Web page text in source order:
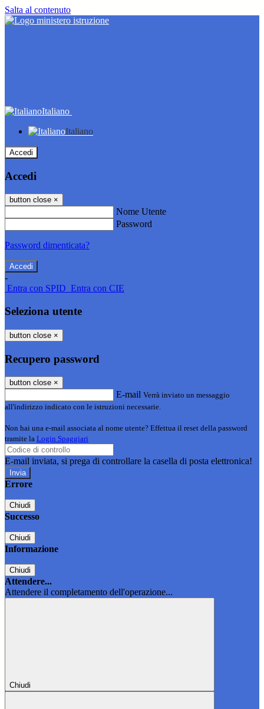
Salta al contenuto
Italiano
Italiano
Accedi
Accedi
button close ×
Nome Utente
Password
Password dimenticata?
-
Entra con SPID Entra con CIE
Seleziona utente
button close ×
Recupero password
button close ×
E-mail Verrà inviato un messaggio
all'indirizzo indicato con le istruzioni necessarie.
Non hai una e-mail associata al nome utente? Effettua il reset della password
tramite la Login Spaggiari
E-mail inviata, si prega di controllare la casella di posta elettronica!
Errore
Chiudi
Successo
Chiudi
Informazione
Chiudi
Attendere...
Attendere il completamento dell'operazione...
Chiudi